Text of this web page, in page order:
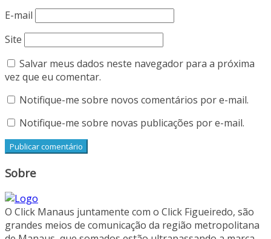
E-mail
Site
Salvar meus dados neste navegador para a próxima
vez que eu comentar.
Notifique-me sobre novos comentários por e-mail.
Notifique-me sobre novas publicações por e-mail.
Sobre
O Click Manaus juntamente com o Click Figueiredo, são
grandes meios de comunicação da região metropolitana